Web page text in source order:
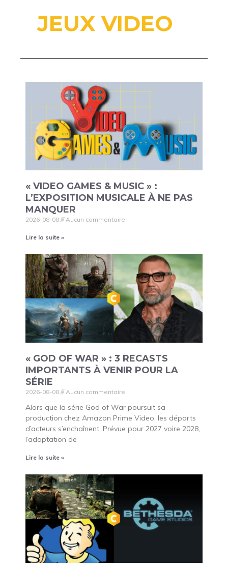
JEUX VIDEO
« VIDEO GAMES & MUSIC » :
L’EXPOSITION MUSICALE À NE PAS
MANQUER
2026-08-08 Aucun commentaire
Lire la suite »
« GOD OF WAR » : 3 RECASTS
IMPORTANTS À VENIR POUR LA
SÉRIE
2026-08-08 Aucun commentaire
Alors que la série God of War poursuit sa
production chez Amazon Prime Video, les départs
d’acteurs s’enchaînent. Prévue pour 2027 voire 2028,
l’adaptation de
Lire la suite »